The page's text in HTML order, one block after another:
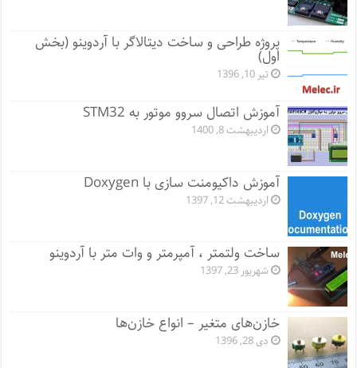
پروژه طراحی و ساخت دیتالاگر با آردوینو (بخش
اول)
تیر 10, 1396
آموزش اتصال سروو موتور به STM32
اردیبهشت 8, 1400
آموزش داکیومنت سازی با Doxygen
اردیبهشت 12, 1397
ساخت ولتمتر ، آمپرمتر و وات متر با آردوینو
شهریور 23, 1397
خازن‌های متغیر – انواع خازن‌ها
دی 28, 1396